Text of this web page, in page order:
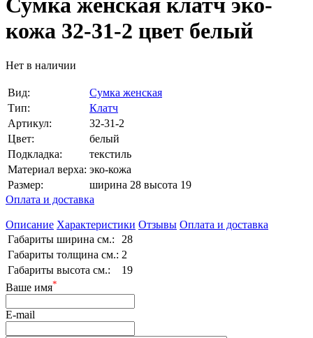
Сумка женская клатч эко-
кожа 32-31-2 цвет белый
Нет в наличии
Вид:
Сумка женская
Тип:
Клатч
Артикул:
32-31-2
Цвет:
белый
Подкладка:
текстиль
Материал верха: эко-кожа
Размер:
ширина 28 высота 19
Оплата и доставка
Описание Характеристики Отзывы Оплата и доставка
Габариты ширина см.:
28
Габариты толщина см.: 2
Габариты высота см.:
19
Ваше имя*
E-mail